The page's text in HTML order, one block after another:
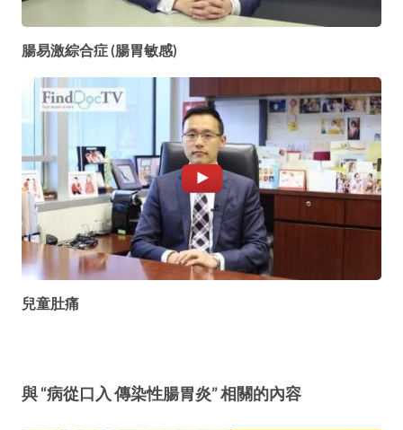
腸易激綜合症 (腸胃敏感)
兒童肚痛
與 “病從口入 傳染性腸胃炎” 相關的內容